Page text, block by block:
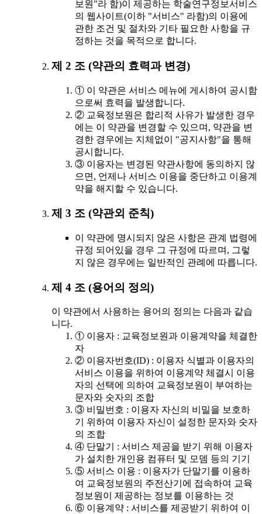
보원"라 함)이 제공하는 학술연구정보서비스
의 웹사이트(이하 "서비스" 라함)의 이용에
관한 조건 및 절차와 기타 필요한 사항을 규
정하는 것을 목적으로 합니다.
제 2 조 (약관의 효력과 변경)
① 이 약관은 서비스 메뉴에 게시하여 공시함
으로써 효력을 발생합니다.
② 교육정보원은 합리적 사유가 발생한 경우
에는 이 약관을 변경할 수 있으며, 약관을 변
경한 경우에는 지체없이 "공지사항"을 통해
공시합니다.
③ 이용자는 변경된 약관사항에 동의하지 않
으면, 언제나 서비스 이용을 중단하고 이용계
약을 해지할 수 있습니다.
제 3 조 (약관외 준칙)
이 약관에 명시되지 않은 사항은 관계 법령에
규정 되어있을 경우 그 규정에 따르며, 그렇
지 않은 경우에는 일반적인 관례에 따릅니다.
제 4 조 (용어의 정의)
이 약관에서 사용하는 용어의 정의는 다음과 같습
니다.
① 이용자 : 교육정보원과 이용계약을 체결한
자
② 이용자번호(ID) : 이용자 식별과 이용자의
서비스 이용을 위하여 이용계약 체결시 이용
자의 선택에 의하여 교육정보원이 부여하는
문자와 숫자의 조합
③ 비밀번호 : 이용자 자신의 비밀을 보호하
기 위하여 이용자 자신이 설정한 문자와 숫자
의 조합
④ 단말기 : 서비스 제공을 받기 위해 이용자
가 설치한 개인용 컴퓨터 및 모뎀 등의 기기
⑤ 서비스 이용 : 이용자가 단말기를 이용하
여 교육정보원의 주전산기에 접속하여 교육
정보원이 제공하는 정보를 이용하는 것
⑥ 이용계약 : 서비스를 제공받기 위하여 이